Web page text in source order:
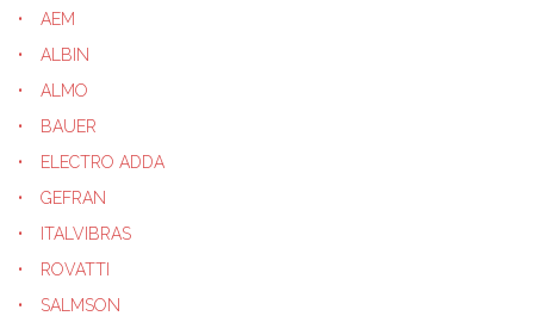
AEM
ALBIN
ALMO
BAUER
ELECTRO ADDA
GEFRAN
ITALVIBRAS
ROVATTI
SALMSON